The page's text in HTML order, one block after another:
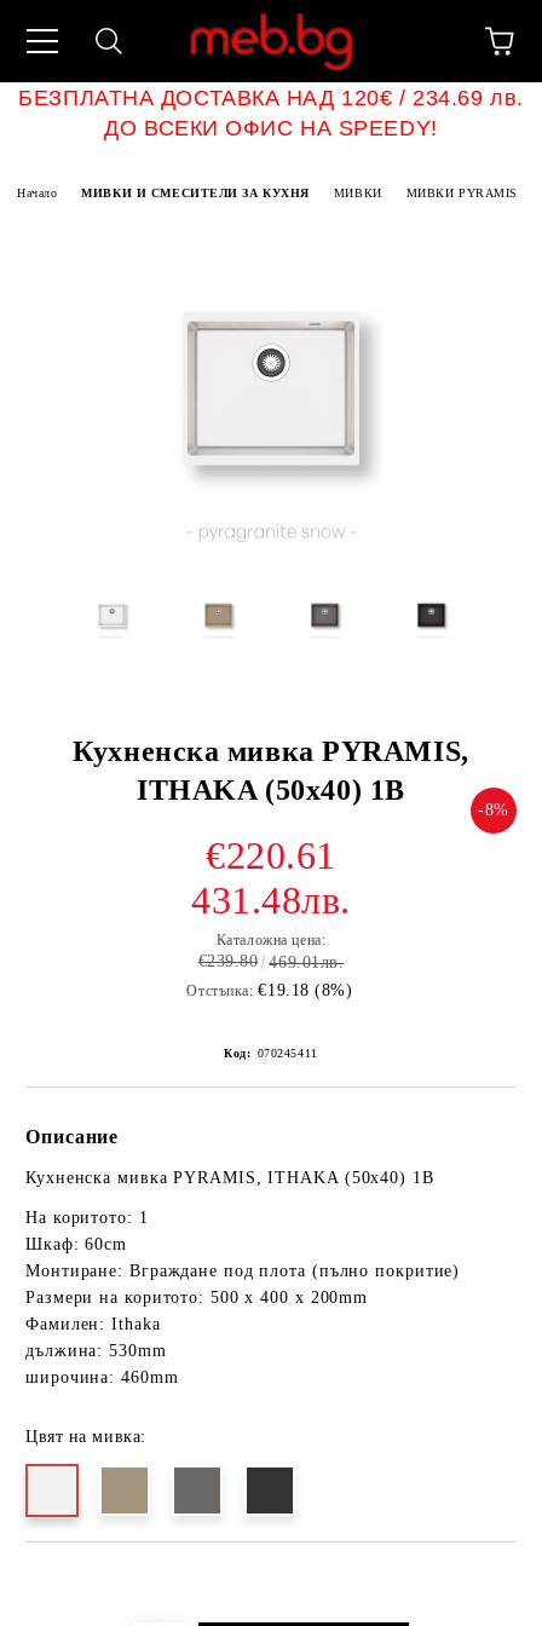
БЕЗПЛАТНА ДОСТАВКА НАД 120€ / 234.69 лв.
ДО ВСЕКИ ОФИС НА SPEEDY!
Начало МИВКИ И СМЕСИТЕЛИ ЗА КУХНЯ МИВКИ МИВКИ PYRAMIS
Кухненска мивка PYRAMIS,
ITHAKA (50x40) 1B
-8%
€220.61
431.48лв.
Каталожна цена:
€239.80 469.01лв.
Отстъпка: €19.18 (8%)
Код: 070245411
Описание
Кухненска мивка PYRAMIS, ITHAKA (50x40) 1B
На коритото: 1
Шкаф: 60cm
Монтиране: Вграждане под плота (пълно покритие)
Размери на коритото: 500 x 400 x 200mm
Фамилен: Ithaka
дължина: 530mm
широчина: 460mm
Цвят на мивка: